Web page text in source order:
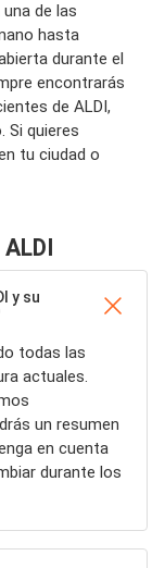
de las
hasta
durante el
encontrarás
de ALDI,
Si quieres
tu ciudad o
y su
todas las
actuales.
un resumen
en cuenta
durante los